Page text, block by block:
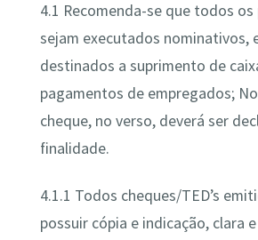
4.1 Recomenda-se que todos
sejam executados nominativos,
destinados a suprimento de
pagamentos de empregados;
cheque, no verso, deverá ser
finalidade.
4.1.1 Todos cheques/TED’s
possuir cópia e indicação, clara